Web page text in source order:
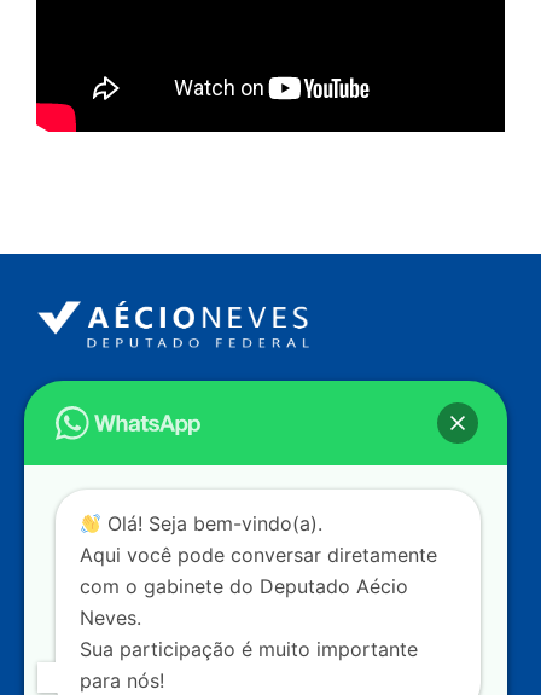
Endereço
Câmara dos Deputados
Ed. Principal, Ala C – Gabinete
Contato
dep.aecioneves@camara.leg.br
+55 (61) 3215-5964
+55 (31) 3261-0121
+55 (31) 97150-0834
Olá! Seja bem-vindo(a).
Aqui você pode conversar diretamente
com o gabinete do Deputado Aécio
Neves.
Sua participação é muito importante
para nós!